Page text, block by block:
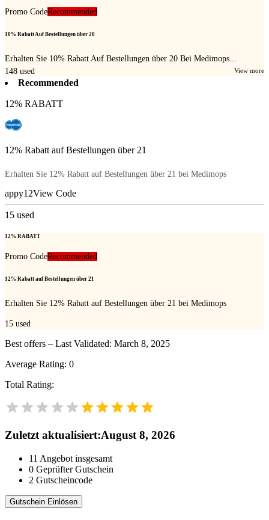
Promo CodeRecommended
10% Rabatt Auf Bestellungen über 20
Erhalten Sie 10% Rabatt Auf Bestellungen über 20 Bei Medimops...
View more
148 used
Recommended
12% RABATT
12% Rabatt auf Bestellungen über 21
Erhalten Sie 12% Rabatt auf Bestellungen über 21 bei Medimops
appy12View Code
15 used
12% RABATT
Promo CodeRecommended
12% Rabatt auf Bestellungen über 21
Erhalten Sie 12% Rabatt auf Bestellungen über 21 bei Medimops
15 used
Best offers – Last Validated: March 8, 2025
Average Rating: 0
Total Rating:
Zuletzt aktualisiert:August 8, 2026
11 Angebot insgesamt
0 Geprüfter Gutschein
2 Gutscheincode
Gutschein Einlösen